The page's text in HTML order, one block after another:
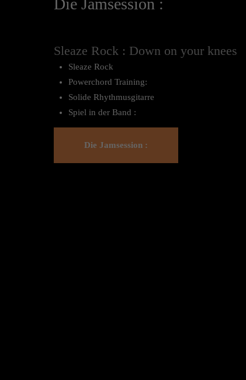
Die Jamsession :
Sleaze Rock : Down on your knees
Sleaze Rock
Powerchord Training:
Solide Rhythmusgitarre
Spiel in der Band :
Die Jamsession :